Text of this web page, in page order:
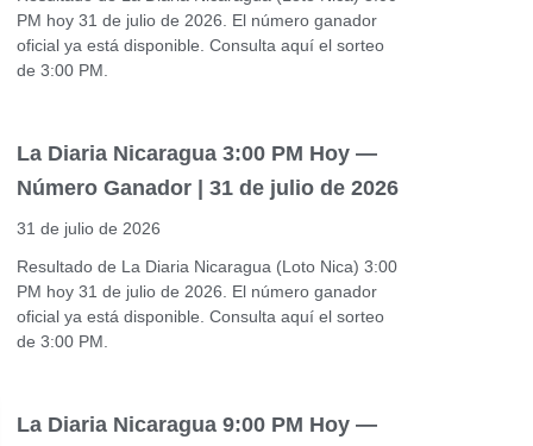
PM hoy 31 de julio de 2026. El número ganador
oficial ya está disponible. Consulta aquí el sorteo
de 3:00 PM.
La Diaria Nicaragua 3:00 PM Hoy —
Número Ganador | 31 de julio de 2026
31 de julio de 2026
Resultado de La Diaria Nicaragua (Loto Nica) 3:00
PM hoy 31 de julio de 2026. El número ganador
oficial ya está disponible. Consulta aquí el sorteo
de 3:00 PM.
La Diaria Nicaragua 9:00 PM Hoy —